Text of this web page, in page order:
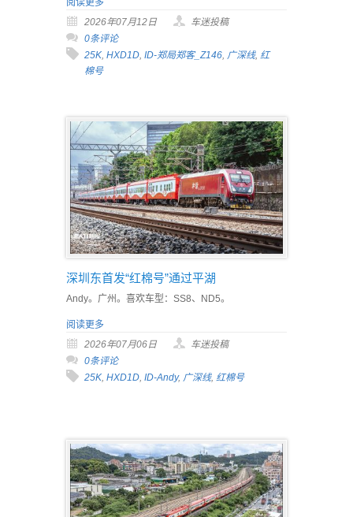
阅读更多
2026年07月12日
车迷投稿
0条评论
25K, HXD1D, ID-郑局郑客_Z146, 广深线, 红
棉号
深圳东首发“红棉号”通过平湖
Andy。广州。喜欢车型：SS8、ND5。
阅读更多
2026年07月06日
车迷投稿
0条评论
25K HXD1D ID-Andy, 广深线, 红棉号